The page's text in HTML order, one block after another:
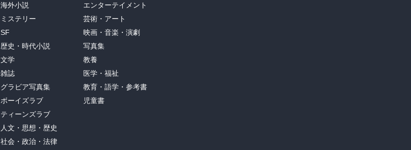
海外小説
ミステリー
SF
歴史・時代小説
文学
雑誌
グラビア写真集
ボーイズラブ
ティーンズラブ
人文・思想・歴史
社会・政治・法律
エンターテイメント
芸術・アート
映画・音楽・演劇
写真集
教養
医学・福祉
教育・語学・参考書
児童書